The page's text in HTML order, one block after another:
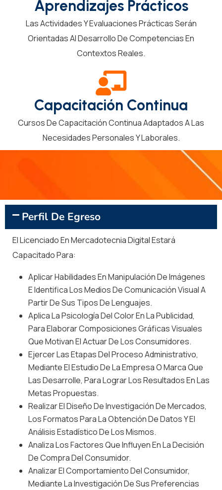
Aprendizajes Prácticos
Las Actividades Y Evaluaciones Prácticas Serán
Orientadas Al Desarrollo De Competencias En
Contextos Reales.
Capacitación Continua
Cursos De Capacitación Continua Adaptados A Las
Necesidades Personales Y Laborales.
Perfil De Egreso
El Licenciado En Mercadotecnia Digital Estará
Capacitado Para:
Aplicar Habilidades En Manipulación De Imágenes
E Identifica Los Medios De Comunicación Visual A
Partir De Sus Tipos De Lenguajes.
Aplica La Psicología Del Color En La Publicidad,
Para Elaborar Composiciones Gráficas Visuales
Que Motivan El Actuar De Los Consumidores.
Ejercer Las Etapas Del Proceso Administrativo,
Mediante El Estudio De La Empresa O Marca Que
Las Desarrolle, Para Lograr Los Resultados En Las
Metas Propuestas.
Realizar El Diseño De Investigación De Mercados,
Los Formatos Para La Obtención De Datos Y El
Análisis Estadístico De Los Mismos.
Analiza Los Factores Que Influyen En La Decisión
De Compra Del Consumidor.
Analizar El Comportamiento Del Consumidor,
Mediante La Investigación De Sus Preferencias